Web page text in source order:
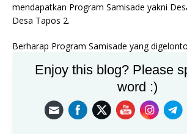
mendapatkan Pro­gram Samisade yakni
Desa Tapos 2.
Berharap Program Sa­misade yang
desa membuat desa maju dan
PREVIOUS
Enjoy this blog? Please
word :)